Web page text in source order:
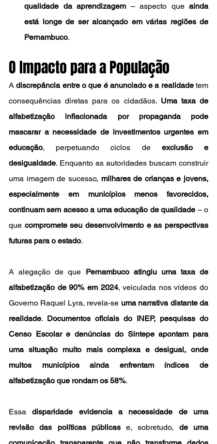
qualidade da aprendizagem – aspecto que ainda
está longe de ser alcançado em várias regiões de
Pernambuco.
O Impacto para a População
A discrepância entre o que é anunciado e a realidade tem
consequências diretas para os cidadãos. Uma taxa de
alfabetização inflacionada por propaganda pode
mascarar a necessidade de investimentos urgentes em
educação, perpetuando ciclos de exclusão e
desigualdade. Enquanto as autoridades buscam construir
uma imagem de sucesso, milhares de crianças e jovens,
especialmente em municípios menos favorecidos,
continuam sem acesso a uma educação de qualidade – o
que compromete seu desenvolvimento e as perspectivas
futuras para o estado.
A alegação de que Pernambuco atingiu uma taxa de
alfabetização de 90% em 2024, veiculada nos vídeos do
Governo Raquel Lyra, revela-se uma narrativa distante da
realidade. Documentos oficiais do INEP, pesquisas do
Censo Escolar e denúncias do Sintepe apontam para
uma situação muito mais complexa e desigual, onde
muitos municípios ainda enfrentam índices de
alfabetização que rondam os 58%.
Essa disparidade evidencia a necessidade de uma
revisão das políticas públicas e, sobretudo, de uma